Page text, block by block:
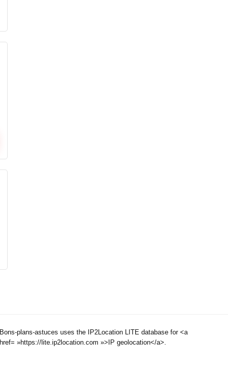
Bons-plans-astuces uses the IP2Location LITE database for <a
href= »https://lite.ip2location.com »>IP geolocation</a>.